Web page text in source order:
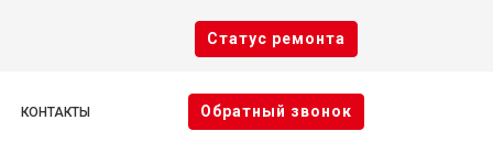
Cтатус ремонта
КОНТАКТЫ Oбратный звонок